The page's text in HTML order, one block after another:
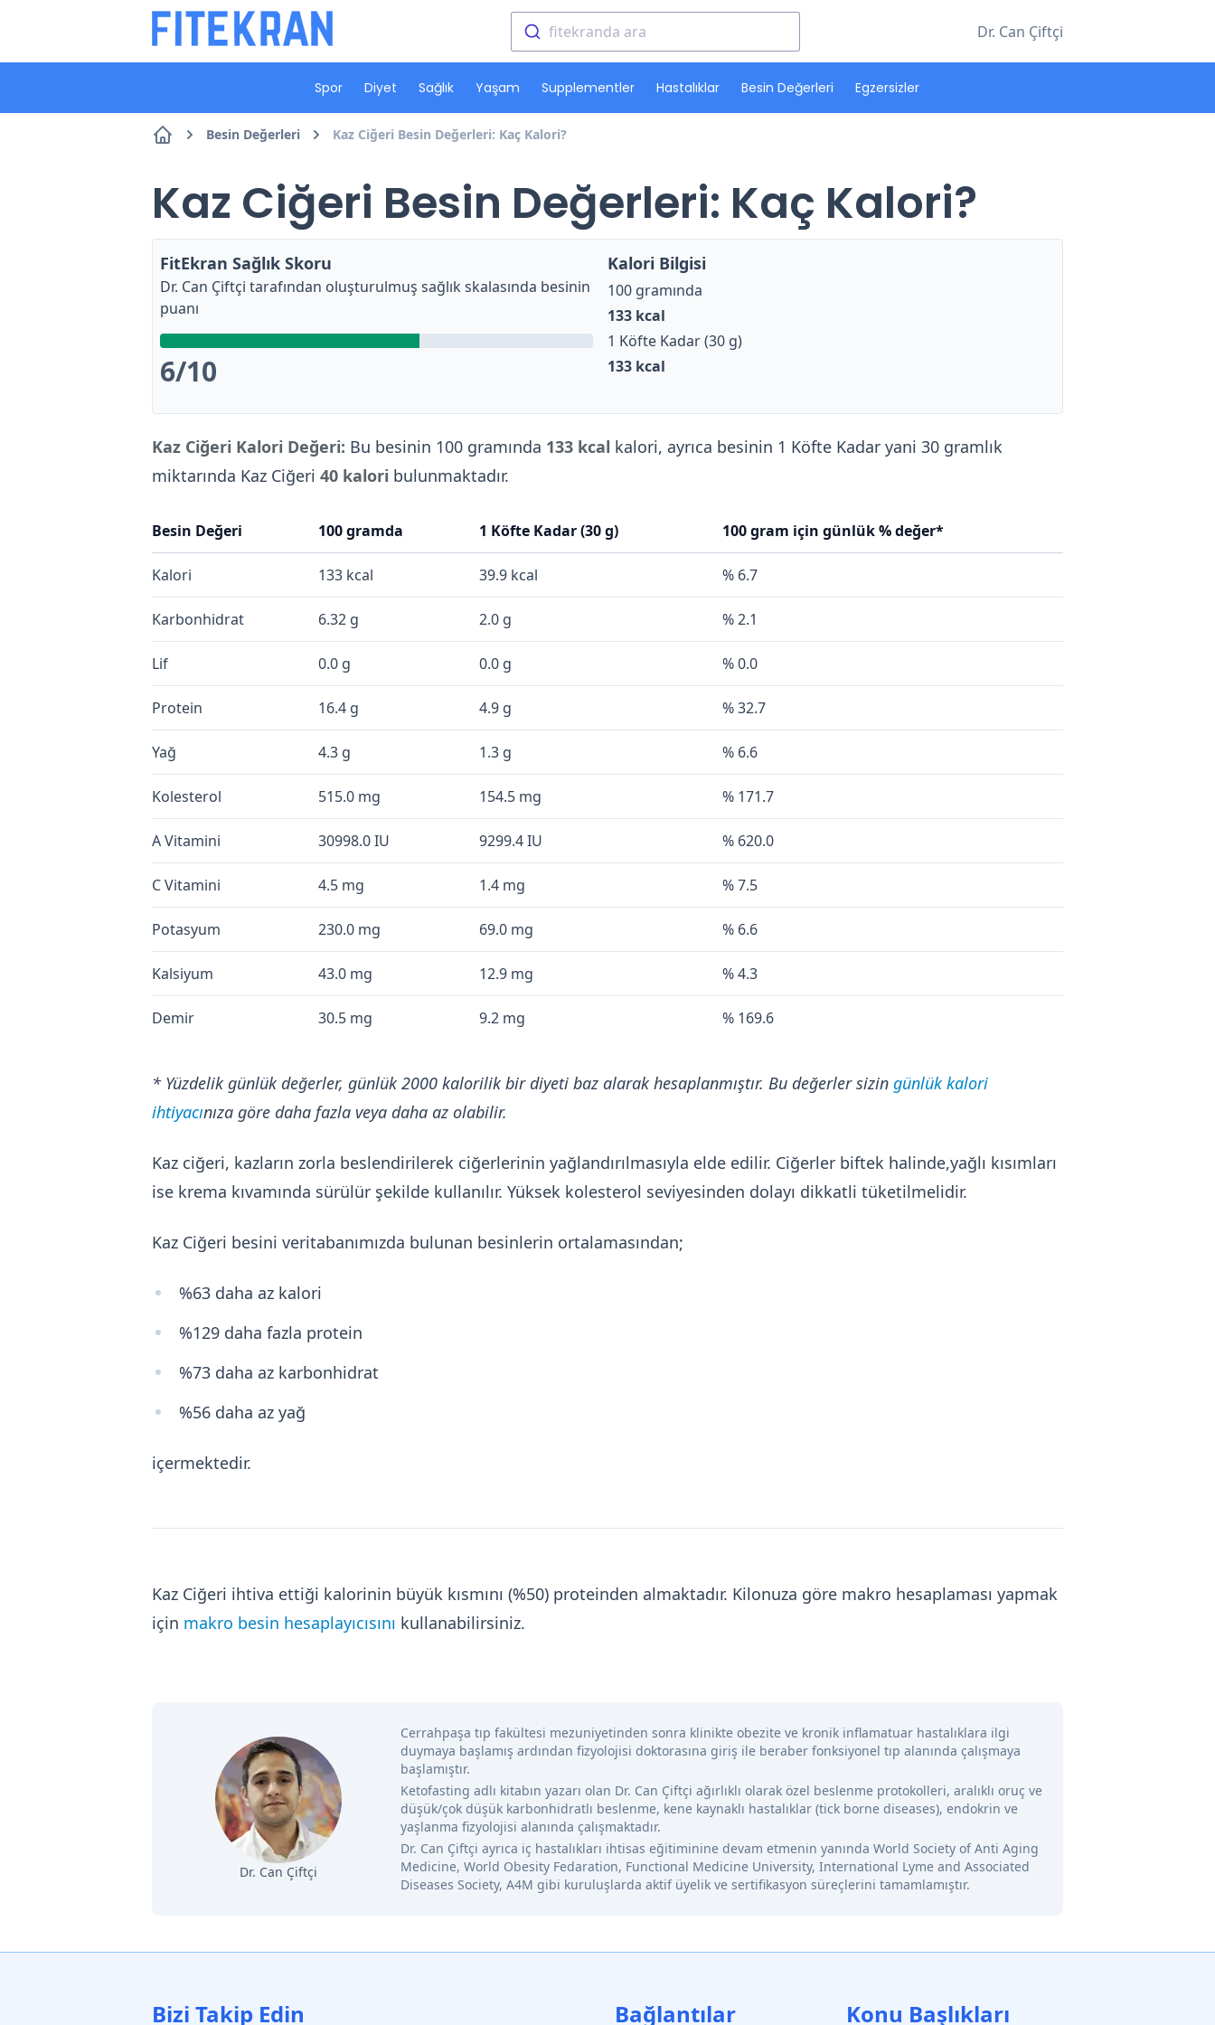
fitekranda ara Dr. Can Çiftçi
Spor Diyet Sağlık Yaşam Supplementler Hastalıklar Besin Değerleri Egzersizler
Besin Değerleri Kaz Ciğeri Besin Değerleri: Kaç Kalori?
Kaz Ciğeri Besin Değerleri: Kaç Kalori?
FitEkran Sağlık Skoru
Dr. Can Çiftçi tarafından oluşturulmuş sağlık skalasında besinin
puanı
6/10
Kalori Bilgisi
100 gramında
133 kcal
1 Köfte Kadar (30 g)
133 kcal
Kaz Ciğeri Kalori Değeri: Bu besinin 100 gramında 133 kcal kalori, ayrıca besinin 1 Köfte Kadar yani 30 gramlık
miktarında Kaz Ciğeri 40 kalori bulunmaktadır.
Besin Değeri 100 gramda 1 Köfte Kadar (30 g) 100 gram için günlük % değer*
Kalori 133 kcal 39.9 kcal % 6.7
Karbonhidrat 6.32 g 2.0 g % 2.1
Lif 0.0 g 0.0 g % 0.0
Protein 16.4 g 4.9 g % 32.7
Yağ 4.3 g 1.3 g % 6.6
Kolesterol 515.0 mg 154.5 mg % 171.7
A Vitamini 30998.0 IU 9299.4 IU % 620.0
C Vitamini 4.5 mg 1.4 mg % 7.5
Potasyum 230.0 mg 69.0 mg % 6.6
Kalsiyum 43.0 mg 12.9 mg % 4.3
Demir 30.5 mg 9.2 mg % 169.6
* Yüzdelik günlük değerler, günlük 2000 kalorilik bir diyeti baz alarak hesaplanmıştır. Bu değerler sizin günlük kalori
ihtiyacınıza göre daha fazla veya daha az olabilir.
Kaz ciğeri, kazların zorla beslendirilerek ciğerlerinin yağlandırılmasıyla elde edilir. Ciğerler biftek halinde,yağlı kısımları
ise krema kıvamında sürülür şekilde kullanılır. Yüksek kolesterol seviyesinden dolayı dikkatli tüketilmelidir.
Kaz Ciğeri besini veritabanımızda bulunan besinlerin ortalamasından;
%63 daha az kalori
%129 daha fazla protein
%73 daha az karbonhidrat
%56 daha az yağ
içermektedir.
Kaz Ciğeri ihtiva ettiği kalorinin büyük kısmını (%50) proteinden almaktadır. Kilonuza göre makro hesaplaması yapmak
için makro besin hesaplayıcısını kullanabilirsiniz.
Dr. Can Çiftçi
Cerrahpaşa tıp fakültesi mezuniyetinden sonra klinikte obezite ve kronik inflamatuar hastalıklara ilgi
duymaya başlamış ardından fizyolojisi doktorasına giriş ile beraber fonksiyonel tıp alanında çalışmaya
başlamıştır.
Ketofasting adlı kitabın yazarı olan Dr. Can Çiftçi ağırlıklı olarak özel beslenme protokolleri, aralıklı oruç ve
düşük/çok düşük karbonhidratlı beslenme, kene kaynaklı hastalıklar (tick borne diseases), endokrin ve
yaşlanma fizyolojisi alanında çalışmaktadır.
Dr. Can Çiftçi ayrıca iç hastalıkları ihtisas eğitiminine devam etmenin yanında World Society of Anti Aging
Medicine, World Obesity Fedaration, Functional Medicine University, International Lyme and Associated
Diseases Society, A4M gibi kuruluşlarda aktif üyelik ve sertifikasyon süreçlerini tamamlamıştır.
Bizi Takip Edin Bağlantılar Konu Başlıkları